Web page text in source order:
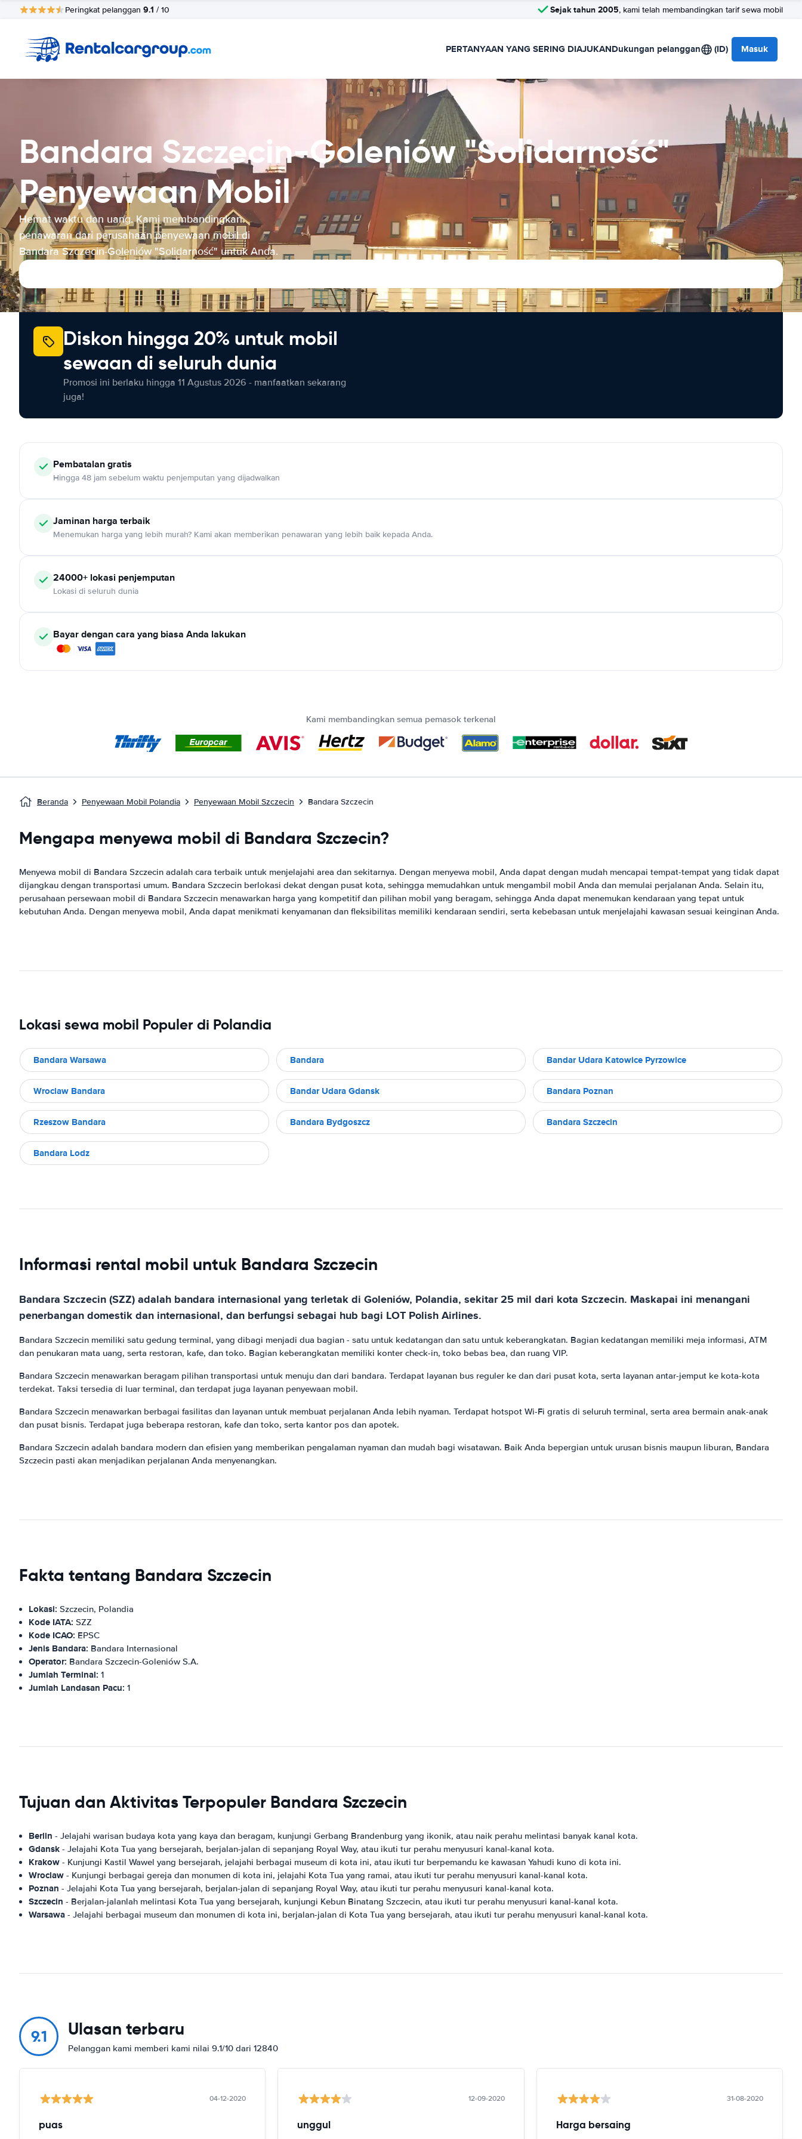
Peringkat pelanggan 9.1 / 10 Sejak tahun 2005, kami telah membandingkan tarif sewa mobil
PERTANYAAN YANG SERING DIAJUKANDukungan pelanggan (ID) Masuk
Bandara Szczecin-Goleniów "Solidarność"
Penyewaan Mobil
Hemat waktu dan uang. Kami membandingkan
penawaran dari perusahaan penyewaan mobil di
Bandara Szczecin-Goleniów "Solidarność" untuk Anda.
Diskon hingga 20% untuk mobil
sewaan di seluruh dunia
Promosi ini berlaku hingga 11 Agustus 2026 - manfaatkan sekarang
juga!
Pembatalan gratis
Hingga 48 jam sebelum waktu penjemputan yang dijadwalkan
Jaminan harga terbaik
Menemukan harga yang lebih murah? Kami akan memberikan penawaran yang lebih baik kepada Anda.
24000+ lokasi penjemputan
Lokasi di seluruh dunia
Bayar dengan cara yang biasa Anda lakukan
Kami membandingkan semua pemasok terkenal
Beranda Penyewaan Mobil Polandia Penyewaan Mobil Szczecin Bandara Szczecin
Mengapa menyewa mobil di Bandara Szczecin?
Menyewa mobil di Bandara Szczecin adalah cara terbaik untuk menjelajahi area dan sekitarnya. Dengan menyewa mobil, Anda dapat dengan mudah mencapai tempat-tempat yang tidak dapat
dijangkau dengan transportasi umum. Bandara Szczecin berlokasi dekat dengan pusat kota, sehingga memudahkan untuk mengambil mobil Anda dan memulai perjalanan Anda. Selain itu,
perusahaan persewaan mobil di Bandara Szczecin menawarkan harga yang kompetitif dan pilihan mobil yang beragam, sehingga Anda dapat menemukan kendaraan yang tepat untuk
kebutuhan Anda. Dengan menyewa mobil, Anda dapat menikmati kenyamanan dan fleksibilitas memiliki kendaraan sendiri, serta kebebasan untuk menjelajahi kawasan sesuai keinginan Anda.
Lokasi sewa mobil Populer di Polandia
Bandara Warsawa Bandara Bandar Udara Katowice Pyrzowice
Wroclaw Bandara Bandar Udara Gdansk Bandara Poznan
Rzeszow Bandara Bandara Bydgoszcz Bandara Szczecin
Bandara Lodz
Informasi rental mobil untuk Bandara Szczecin
Bandara Szczecin (SZZ) adalah bandara internasional yang terletak di Goleniów, Polandia, sekitar 25 mil dari kota Szczecin. Maskapai ini menangani
penerbangan domestik dan internasional, dan berfungsi sebagai hub bagi LOT Polish Airlines.
Bandara Szczecin memiliki satu gedung terminal, yang dibagi menjadi dua bagian - satu untuk kedatangan dan satu untuk keberangkatan. Bagian kedatangan memiliki meja informasi, ATM
dan penukaran mata uang, serta restoran, kafe, dan toko. Bagian keberangkatan memiliki konter check-in, toko bebas bea, dan ruang VIP.
Bandara Szczecin menawarkan beragam pilihan transportasi untuk menuju dan dari bandara. Terdapat layanan bus reguler ke dan dari pusat kota, serta layanan antar-jemput ke kota-kota
terdekat. Taksi tersedia di luar terminal, dan terdapat juga layanan penyewaan mobil.
Bandara Szczecin menawarkan berbagai fasilitas dan layanan untuk membuat perjalanan Anda lebih nyaman. Terdapat hotspot Wi-Fi gratis di seluruh terminal, serta area bermain anak-anak
dan pusat bisnis. Terdapat juga beberapa restoran, kafe dan toko, serta kantor pos dan apotek.
Bandara Szczecin adalah bandara modern dan efisien yang memberikan pengalaman nyaman dan mudah bagi wisatawan. Baik Anda bepergian untuk urusan bisnis maupun liburan, Bandara
Szczecin pasti akan menjadikan perjalanan Anda menyenangkan.
Fakta tentang Bandara Szczecin
Lokasi: Szczecin, Polandia
Kode IATA: SZZ
Kode ICAO: EPSC
Jenis Bandara: Bandara Internasional
Operator: Bandara Szczecin-Goleniów S.A.
Jumlah Terminal: 1
Jumlah Landasan Pacu: 1
Tujuan dan Aktivitas Terpopuler Bandara Szczecin
Berlin - Jelajahi warisan budaya kota yang kaya dan beragam, kunjungi Gerbang Brandenburg yang ikonik, atau naik perahu melintasi banyak kanal kota.
Gdansk - Jelajahi Kota Tua yang bersejarah, berjalan-jalan di sepanjang Royal Way, atau ikuti tur perahu menyusuri kanal-kanal kota.
Krakow - Kunjungi Kastil Wawel yang bersejarah, jelajahi berbagai museum di kota ini, atau ikuti tur berpemandu ke kawasan Yahudi kuno di kota ini.
Wroclaw - Kunjungi berbagai gereja dan monumen di kota ini, jelajahi Kota Tua yang ramai, atau ikuti tur perahu menyusuri kanal-kanal kota.
Poznan - Jelajahi Kota Tua yang bersejarah, berjalan-jalan di sepanjang Royal Way, atau ikuti tur perahu menyusuri kanal-kanal kota.
Szczecin - Berjalan-jalanlah melintasi Kota Tua yang bersejarah, kunjungi Kebun Binatang Szczecin, atau ikuti tur perahu menyusuri kanal-kanal kota.
Warsawa - Jelajahi berbagai museum dan monumen di kota ini, berjalan-jalan di Kota Tua yang bersejarah, atau ikuti tur perahu menyusuri kanal-kanal kota.
9.1 Ulasan terbaru
Pelanggan kami memberi kami nilai 9.1/10 dari 12840
04-12-2020
puas
12-09-2020
unggul
31-08-2020
Harga bersaing